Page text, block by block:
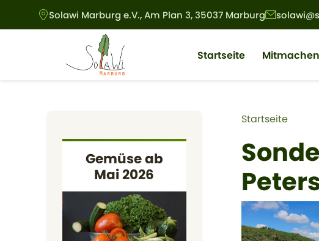
Direkt zum InhaltSolawi Marburg e.V., Am Plan 3, 35037 Marburg
Startseite Mitmachen
Gemüse ab
Mai 2026
Startseite